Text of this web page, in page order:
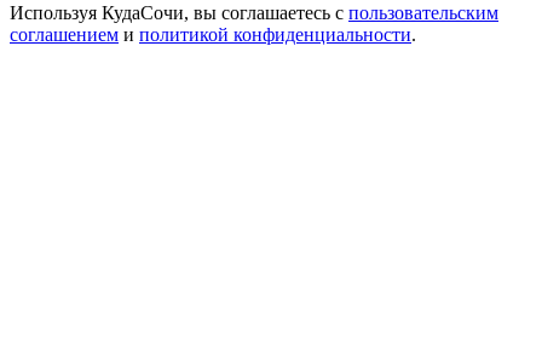
Используя КудаСочи, вы соглашаетесь с пользовательским
соглашением и политикой конфиденциальности.